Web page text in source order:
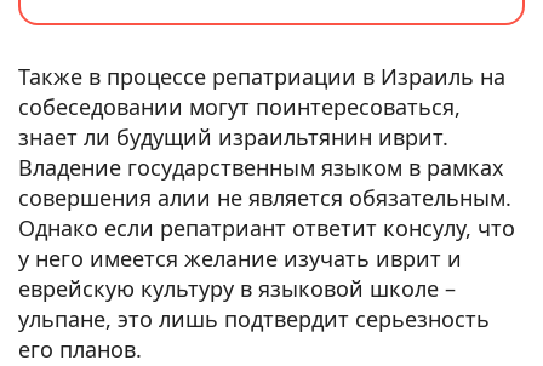
Также в процессе репатриации в Израиль на
собеседовании могут поинтересоваться,
знает ли будущий израильтянин иврит.
Владение государственным языком в рамках
совершения алии не является обязательным.
Однако если репатриант ответит консулу, что
у него имеется желание изучать иврит и
еврейскую культуру в языковой школе –
ульпане, это лишь подтвердит серьезность
его планов.